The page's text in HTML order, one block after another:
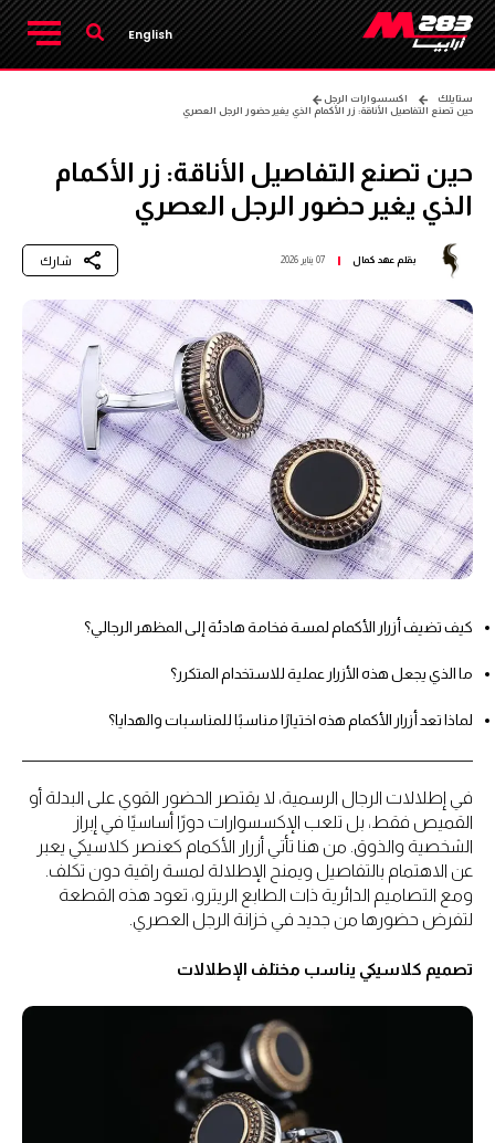
English
ستايلك
اكسسوارات الرجل
حين تصنع التفاصيل الأناقة: زر الأكمام الذي يغير حضور الرجل العصري
حين تصنع التفاصيل الأناقة: زر الأكمام
الذي يغير حضور الرجل العصري
بقلمعهد كمال 07 يناير 2026 شارك
كيف تضيف أزرار الأكمام لمسة فخامة هادئة إلى المظهر الرجالي؟
ما الذي يجعل هذه الأزرار عملية للاستخدام المتكرر؟
لماذا تعد أزرار الأكمام هذه اختيارًا مناسبًا للمناسبات والهدايا؟
في إطلالات الرجال الرسمية، لا يقتصر الحضور القوي على البدلة أو
القميص فقط، بل تلعب الإكسسوارات دورًا أساسيًا في إبراز
الشخصية والذوق. من هنا تأتي أزرار الأكمام كعنصر كلاسيكي يعبر
عن الاهتمام بالتفاصيل ويمنح الإطلالة لمسة راقية دون تكلف.
ومع التصاميم الدائرية ذات الطابع الريترو، تعود هذه القطعة
لتفرض حضورها من جديد في خزانة الرجل العصري.
تصميم كلاسيكي يناسب مختلف الإطلالات